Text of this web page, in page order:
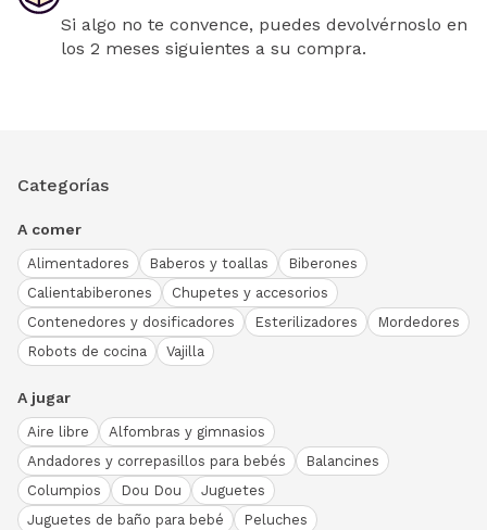
Si algo no te convence, puedes devolvérnoslo en
los 2 meses siguientes a su compra.
Categorías
A comer
Alimentadores Baberos y toallas
Biberones
Calientabiberones
Chupetes y accesorios
Contenedores y dosificadores
Esterilizadores
Mordedores
Robots de cocina
Vajilla
A jugar
Aire libre
Alfombras y gimnasios
Andadores y correpasillos para bebés
Balancines
Columpios
Dou Dou
Juguetes
Juguetes de baño para bebé
Peluches